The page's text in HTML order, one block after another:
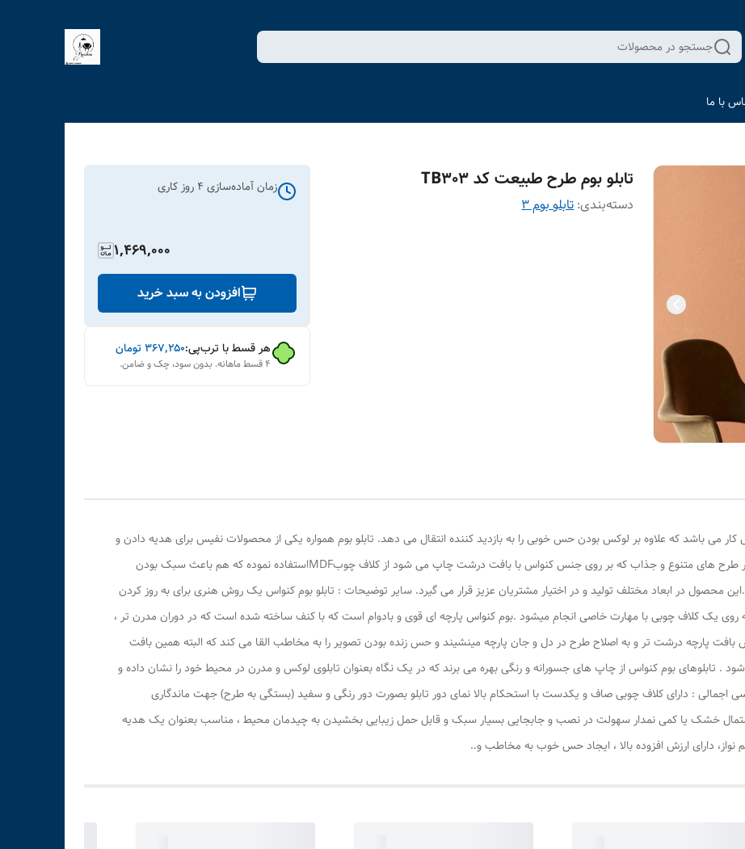
جستجو در محصولات
با ما
تابلو بوم طرح طبیعت کد TB303
دسته‌بندی:تابلو بوم 3
زمان آماده‌سازی 4 روز کاری
1,469,000
افزودن به سبد خرید
هر قسط با ترب‌پی:۳۶۷٬۲۵۰ تومان
۴ قسط ماهانه. بدون سود، چک و ضامن.
کار می باشد که علاوه بر لوکس بودن حس خوبی را به بازدید کننده انتقال می دهد. تابلو بوم همواره یکی از محصولات نفیس برای هدیه دادن و
یادگاری بین مردم شایع است.تابلو بوم بارمان علاوه بر طرح های متنوع و جذاب که بر روی جنس کنواس با بافت درشت چاپ می شود از کلاف چوبMDFاستفاده نموده که هم باعث سبک بودن
در ابعاد مختلف تولید و در اختیار مشتریان عزیز قرار می گیرد. سایر توضیحات : تابلو بوم کنواس یک روش هنری برای به روز کردن
یک کلاف چوبی با مهارت خاصی انجام میشود .بوم کنواس پارچه ای قوی و بادوام است که با کنف ساخته شده است که در دوران مدرن تر ،
پارچه درشت تر و به اصلاح طرح در دل و جان پارچه مینشیند و حس زنده بودن تصویر را به مخاطب القا می کند که البته همین بافت
. تابلوهای بوم کنواس از چاپ های جسورانه و رنگی بهره می برند که در یک نگاه بعنوان تابلوی لوکس و مدرن در محیط خود را نشان داده و
اجمالی : دارای کلاف چوبی صاف و یکدست با استحکام بالا نمای دور تابلو بصورت دور رنگی و سفید (بستگی به طرح) جهت ماندگاری
دستمال خشک یا کمی نمدار سهولت در نصب و جابجایی بسیار سبک و قابل حمل زیبایی بخشیدن به چیدمان محیط ، مناسب بعنوان یک هدیه
دارای ارزش افزوده بالا ، ایجاد حس خوب به مخاطب و..